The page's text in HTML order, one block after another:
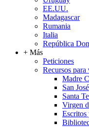
EE.UU.
Madagascar
Rumania
Italia
República
+ Más
Peticiones
Recursos para
Madre
San José
Santa
Virgen
Escritos